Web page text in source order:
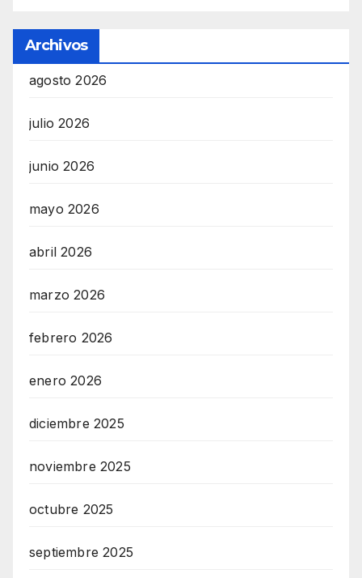
Archivos
agosto 2026
julio 2026
junio 2026
mayo 2026
abril 2026
marzo 2026
febrero 2026
enero 2026
diciembre 2025
noviembre 2025
octubre 2025
septiembre 2025